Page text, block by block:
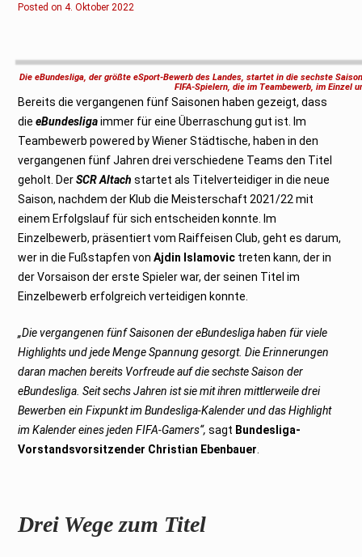
Posted on4
o
e
2
2
4. Oktober 2022
Die eBundesliga, der größte eSport-Bewerb des Landes, startet in die sechste
FIFA-Spielern, die im Teambewerb, im Einzel
Bereits die vergangenen fünf Saisonen haben gezeigt, dass
dieeBundesligaimmer für eine Überraschung gut ist. Im
Teambewerb powered by Wiener Städtische, haben in den
vergangenen fünf Jahren drei verschiedene Teams den Titel
geholt. DerSCR Altachstartet als Titelverteidiger in die neue
Saison, nachdem der Klub die Meisterschaft 2021/22 mit
einem Erfolgslauf für sich entscheiden konnte. Im
Einzelbewerb, präsentiert vom Raiffeisen Club, geht es darum,
wer in die Fußstapfen vonAjdin Islamovic treten kann, der in
der Vorsaison der erste Spieler war, der seinen Titel im
Einzelbewerb erfolgreich verteidigen konnte.
„Die vergangenen fünf Saisonen der eBundesliga haben für viele
Highlights und jede Menge Spannung gesorgt. Die Erinnerungen
daran machen bereits Vorfreude auf die sechste Saison der
eBundesliga. Seit sechs Jahren ist sie mit ihren mittlerweile drei
Bewerben ein Fixpunkt im Bundesliga-Kalender und das Highlight
im Kalender eines jeden FIFA-Gamers“, sagt Bundesliga-
Vorstandsvorsitzender Christian Ebenbauer
Drei Wege zum Titel